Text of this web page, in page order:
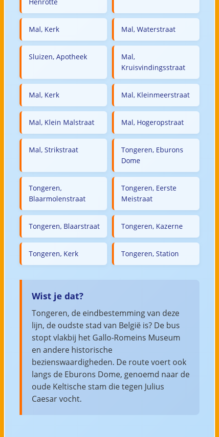
Mal, Kerk Mal, Waterstraat
Sluizen, Apotheek
Mal,
Kruisvindingsstraat
Mal, Kerk Mal, Kleinmeerstraat
Mal, Klein Malstraat Mal, Hogeropstraat
Mal, Strikstraat
Tongeren, Eburons
Dome
Tongeren,
Blaarmolenstraat
Tongeren, Eerste
Meistraat
Tongeren, Blaarstraat Tongeren, Kazerne
Tongeren, Kerk Tongeren, Station
Wist je dat?
Tongeren, de eindbestemming van deze
lijn, de oudste stad van België is? De bus
stopt vlakbij het Gallo-Romeins Museum
en andere historische
bezienswaardigheden. De route voert ook
langs de Eburons Dome, genoemd naar de
oude Keltische stam die tegen Julius
Caesar vocht.